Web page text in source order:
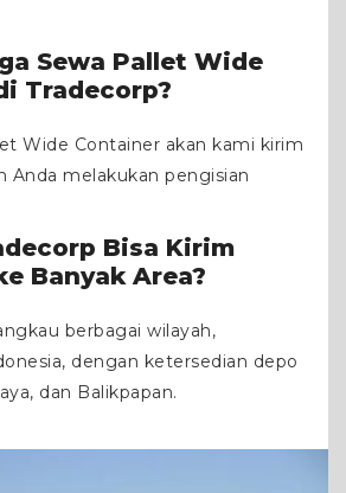
Sewa Pallet Wide
Tradecorp?
Wide Container akan kami kirim
Anda melakukan pengisian
Bisa Kirim
Banyak Area?
berbagai wilayah,
dengan ketersedian depo
dan Balikpapan.